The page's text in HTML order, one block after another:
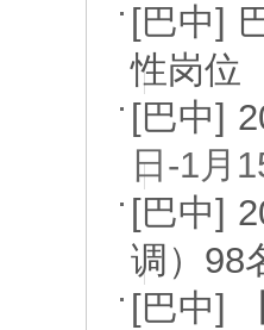
[巴中]
性岗位
[巴中]
日-1月
[巴中]
调）98
[巴中]